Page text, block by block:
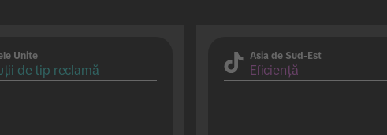
Unite
de tip reclamă
Asia de Sud-Est
Eficiență